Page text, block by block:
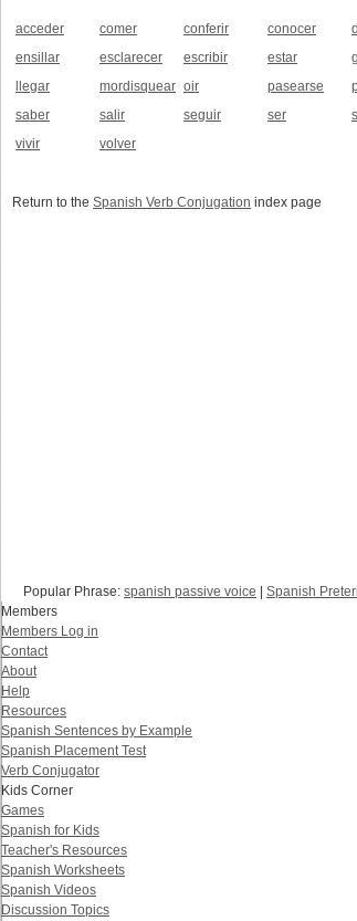
acceder comer conferir conocer
ensillar
esclarecer escribir estar
llegar
mordisquear oir pasearse
saber
salir seguir ser
vivir
volver
Return to the Spanish Verb Conjugation index page
Popular Phrase: spanish passive voice | Spanish
Members
Members Log in
Contact
About
Help
Resources
Spanish Sentences by Example
Spanish Placement Test
Verb Conjugator
Kids Corner
Games
Spanish for Kids
Teacher's Resources
Spanish Worksheets
Spanish Videos
Discussion Topics